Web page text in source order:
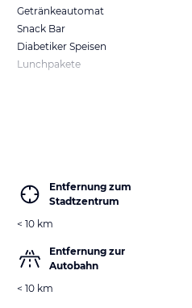
Getränkeautomat
Snack Bar
Diabetiker Speisen
Lunchpakete
Entfernung zum
Stadtzentrum
< 10 km
Entfernung zur
Autobahn
< 10 km